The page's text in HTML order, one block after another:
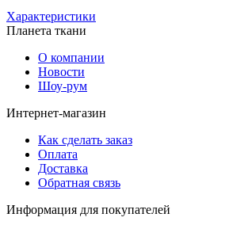
Характеристики
Планета ткани
О компании
Новости
Шоу-рум
Интернет-магазин
Как сделать заказ
Оплата
Доставка
Обратная связь
Информация для покупателей